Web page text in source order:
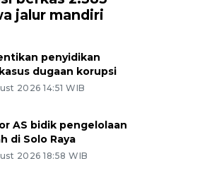
jalur mandiri
penyidikan
dugaan korupsi
2026 14:51 WIB
AS bidik pengelolaan
di Solo Raya
2026 18:58 WIB